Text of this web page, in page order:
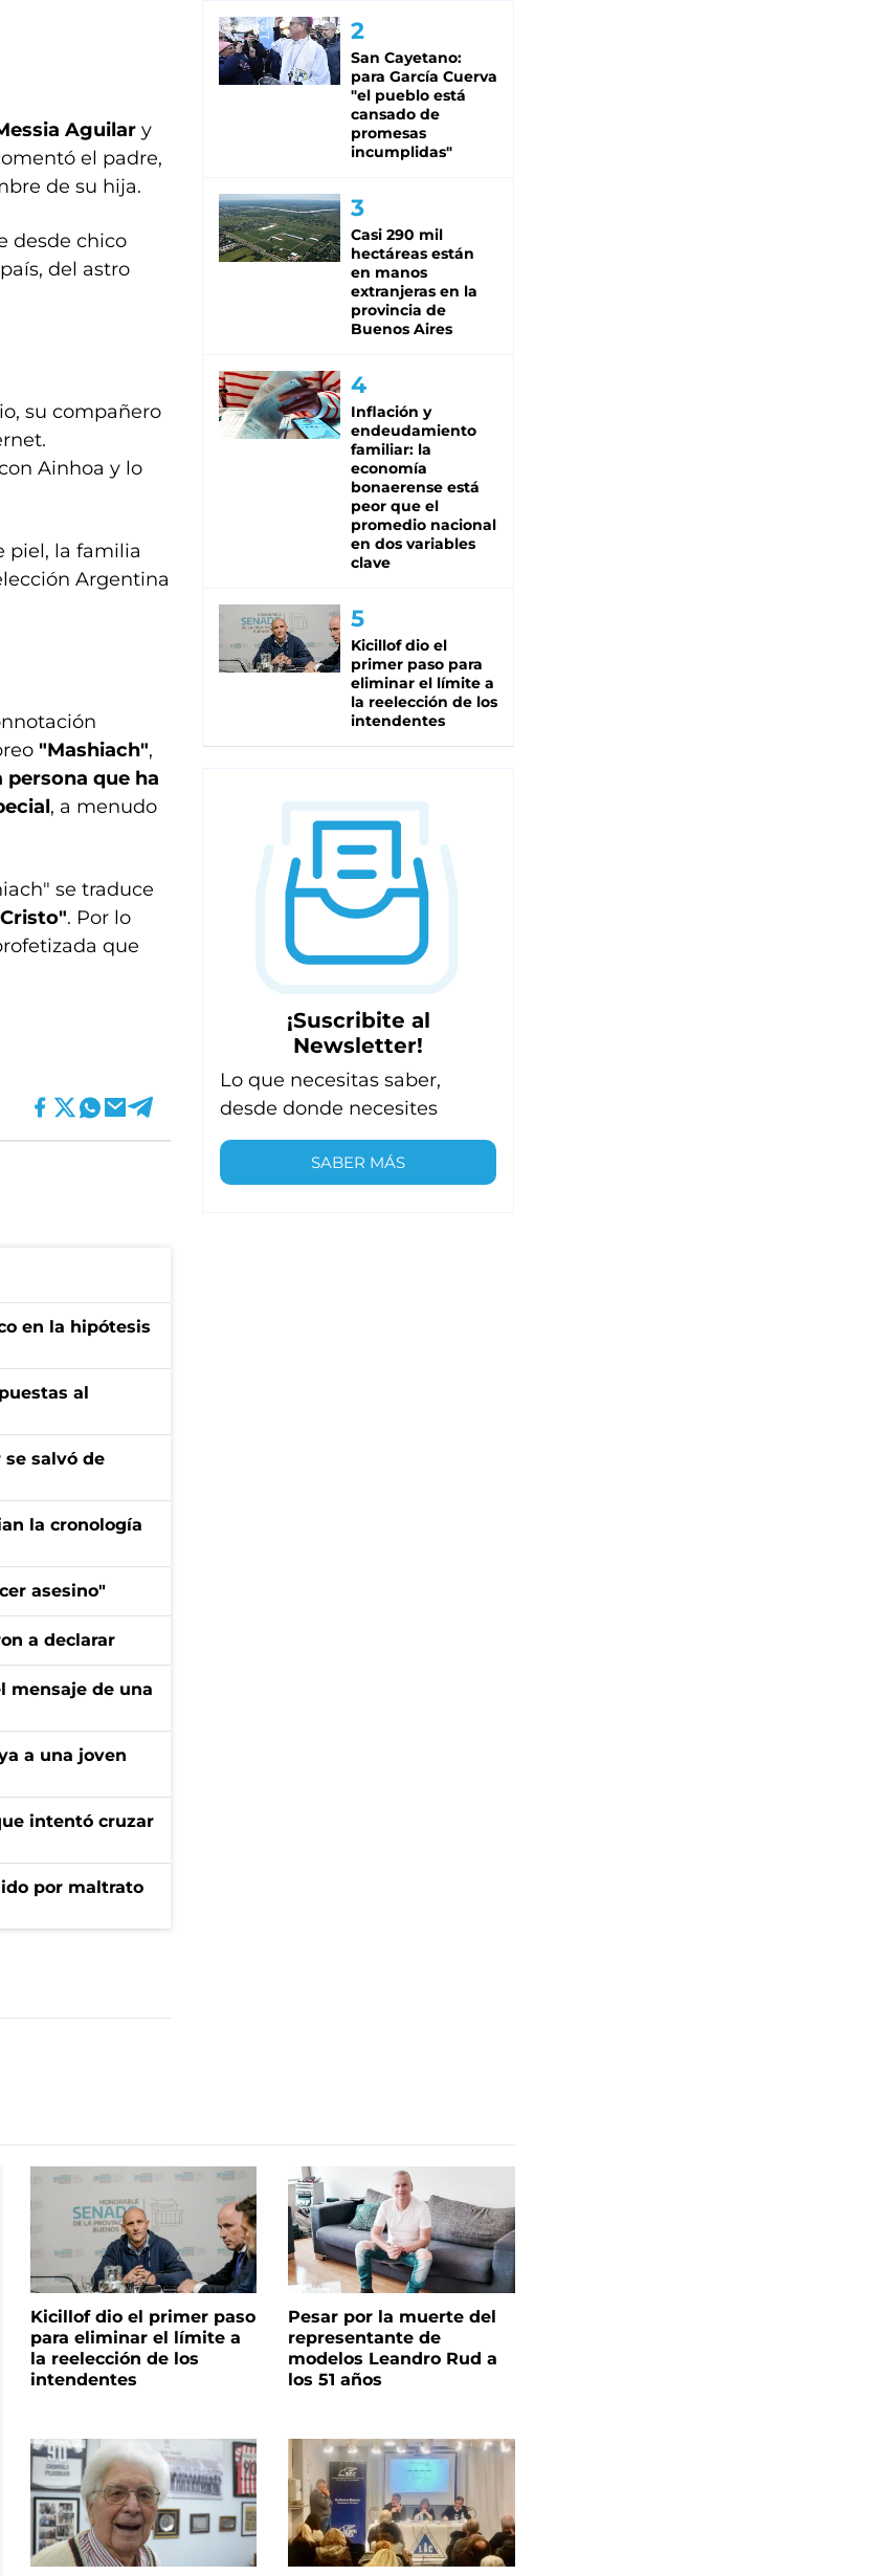
Aguilar y
el padre,
de su hija.
desde chico
del astro
su compañero
Ainhoa y lo
piel, la familia
Argentina
"Mashiach",
persona que ha
, a menudo
se traduce
. Por lo
que
en la hipótesis
al
salvó de
la cronología
asesino"
a declarar
mensaje de una
a una joven
intentó cruzar
por maltrato
San Cayetano:
para García Cuerva
"el pueblo está
cansado de
promesas
incumplidas"
Casi 290 mil
hectáreas están
en manos
extranjeras en la
provincia de
Buenos Aires
Inflación y
endeudamiento
familiar: la
economía
bonaerense está
peor que el
promedio nacional
en dos variables
clave
Kicillof dio el
primer paso para
eliminar el límite a
la reelección de los
intendentes
¡Suscribite al
Newsletter!
Lo que necesitas saber,
desde donde necesites
SABER MÁS
Kicillof dio el primer paso
para eliminar el límite a
la reelección de los
intendentes
Pesar por la muerte del
representante de
modelos Leandro Rud a
los 51 años